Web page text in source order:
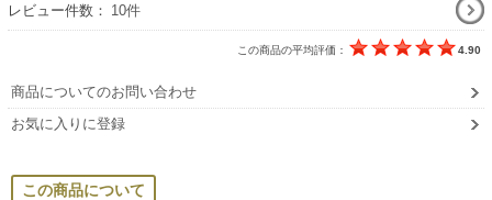
レビュー件数： 10件
この商品の平均評価： 4.90
商品についてのお問い合わせ
お気に入りに登録
この商品について